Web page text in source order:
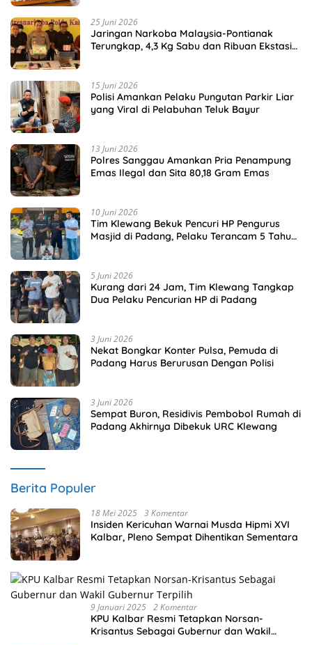
25 Juni 2026
Jaringan Narkoba Malaysia-Pontianak
Terungkap, 4,3 Kg Sabu dan Ribuan Ekstasi
15 Juni 2026
Polisi Amankan Pelaku Pungutan Parkir Liar
yang Viral di Pelabuhan Teluk Bayur
13 Juni 2026
Polres Sanggau Amankan Pria Penampung
Emas Ilegal dan Sita 80,18 Gram Emas
10 Juni 2026
Tim Klewang Bekuk Pencuri HP Pengurus
Masjid di Padang, Pelaku Terancam 5 Tahun
5 Juni 2026
Kurang dari 24 Jam, Tim Klewang Tangkap
Dua Pelaku Pencurian HP di Padang
3 Juni 2026
Nekat Bongkar Konter Pulsa, Pemuda di
Padang Harus Berurusan Dengan Polisi
3 Juni 2026
Sempat Buron, Residivis Pembobol Rumah di
Padang Akhirnya Dibekuk URC Klewang
Berita Populer
18 Mei 2025 3 Komentar
Insiden Kericuhan Warnai Musda Hipmi XVI
Kalbar, Pleno Sempat Dihentikan Sementara
9 Januari 2025 2 Komentar
KPU Kalbar Resmi Tetapkan Norsan-
Krisantus Sebagai Gubernur dan Wakil